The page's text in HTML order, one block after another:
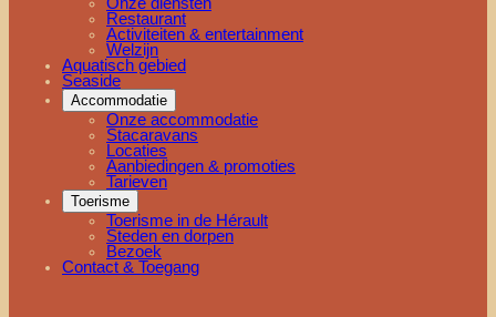
Restaurant
Activiteiten & entertainment
Welzijn
Aquatisch gebied
Seaside
Accommodatie
Onze accommodatie
Stacaravans
Locaties
Aanbiedingen & promoties
Tarieven
Toerisme
Toerisme in de Hérault
Steden en dorpen
Bezoek
Contact & Toegang